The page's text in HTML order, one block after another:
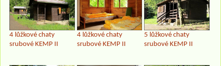
4 lůžkové chaty
srubové KEMP II
4 lůžkové chaty
srubové KEMP II
5 lůžkové chaty
srubové KEMP II